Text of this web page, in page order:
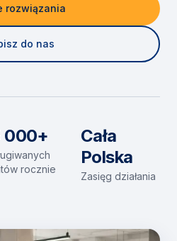
rozwiązania
do nas
000+
rocznie
Cała
Polska
Zasięg działania